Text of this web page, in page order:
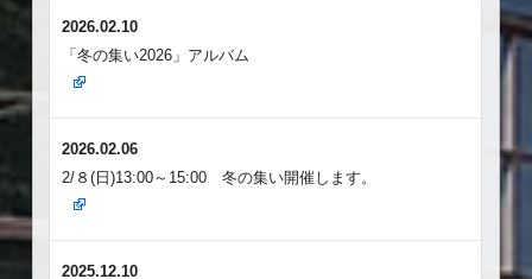
2026.02.10
「冬の集い2026」アルバム
2026.02.06
2/８(日)13:00～15:00 冬の集い開催します。
2025.12.10